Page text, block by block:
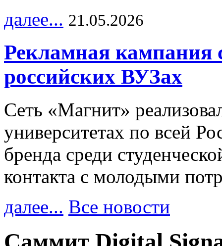
далее... 21.05.2026
Рекламная кампания
российских ВУЗах
Сеть «Магнит»
университетах по всей
бренда среди
контакта с молодыми
далее... Все новости